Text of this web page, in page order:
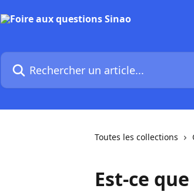
Rechercher un article...
Toutes les collections
Est-ce